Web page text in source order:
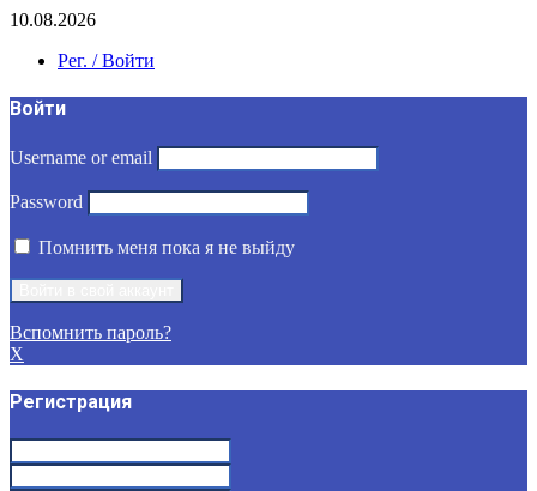
10.08.2026
Рег. / Войти
Войти
Username or email
Password
Помнить меня пока я не выйду
Вспомнить пароль?
X
Регистрация